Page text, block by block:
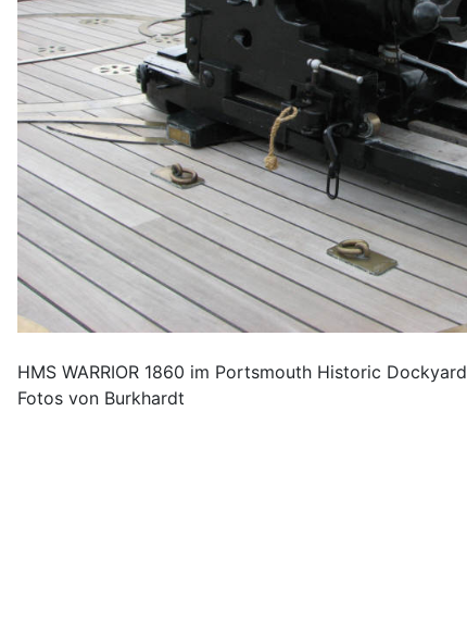
HMS WARRIOR 1860 im Portsmouth Historic Dockyard
Fotos von Burkhardt